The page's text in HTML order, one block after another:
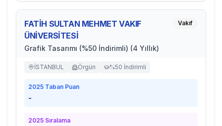
FATİH SULTAN MEHMET VAKIF
ÜNİVERSİTESİ
Grafik Tasarımı (%50 İndirimli) (4 Yıllık)
Vakıf
İSTANBUL Örgün %50 İndirimli
2025 Taban Puan
-
2025 Sıralama